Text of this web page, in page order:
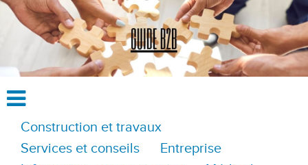
Construction et travaux
Services et conseils
Entreprise